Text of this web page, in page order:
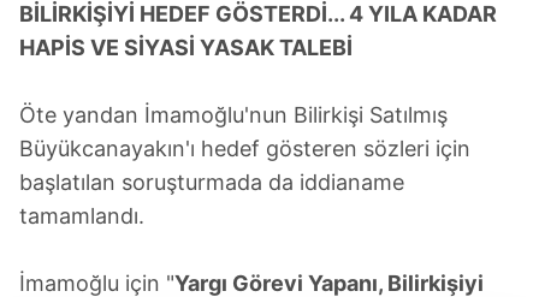
BİLİRKİŞİYİ HEDEF GÖSTERDİ... 4 YILA KADAR
HAPİS VE SİYASİ YASAK TALEBİ
Öte yandan İmamoğlu'nun Bilirkişi Satılmış
Büyükcanayakın'ı hedef gösteren sözleri için
başlatılan soruşturmada da iddianame
tamamlandı.
İmamoğlu için "Yargı Görevi Yapanı, Bilirkişiyi